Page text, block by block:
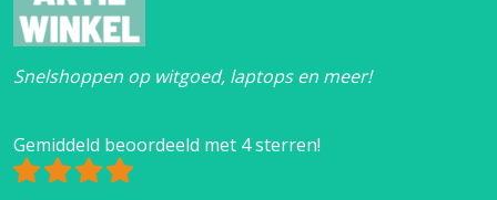
Snelshoppen op witgoed, laptops en meer!
Gemiddeld beoordeeld met 4 sterren!